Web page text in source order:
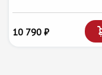
10 790 ₽